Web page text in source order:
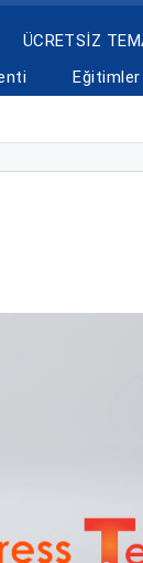
ÜCRETSİZ
Eğitimler